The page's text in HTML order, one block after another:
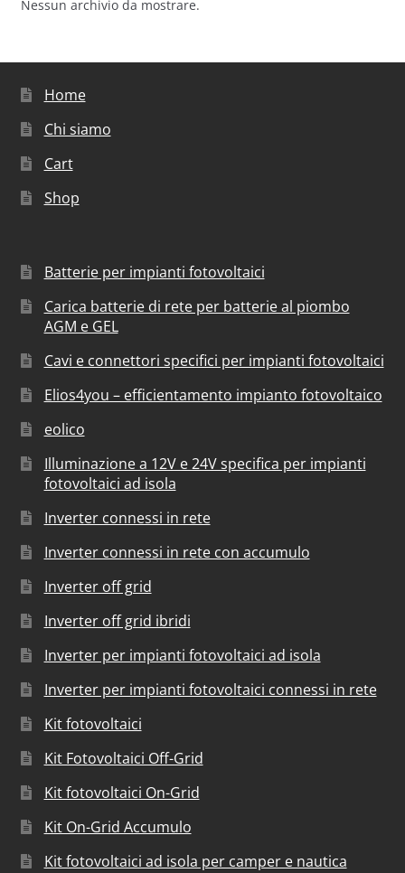
Nessun archivio da mostrare.
Home
Chi siamo
Cart
Shop
Batterie per impianti fotovoltaici
Carica batterie di rete per batterie al piombo
AGM e GEL
Cavi e connettori specifici per impianti fotovoltaici
Elios4you – efficientamento impianto fotovoltaico
eolico
Illuminazione a 12V e 24V specifica per impianti
fotovoltaici ad isola
Inverter connessi in rete
Inverter connessi in rete con accumulo
Inverter off grid
Inverter off grid ibridi
Inverter per impianti fotovoltaici ad isola
Inverter per impianti fotovoltaici connessi in rete
Kit fotovoltaici
Kit Fotovoltaici Off-Grid
Kit fotovoltaici On-Grid
Kit On-Grid Accumulo
Kit fotovoltaici ad isola per camper e nautica